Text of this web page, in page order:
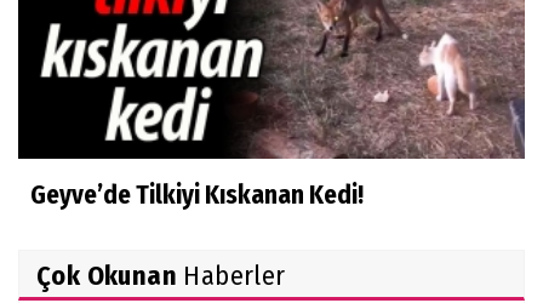
Geyve’de Tilkiyi Kıskanan Kedi!
Çok Okunan Haberler